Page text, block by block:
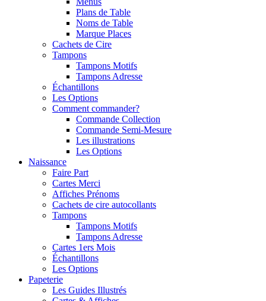
Plans de Table
Noms de Table
Marque Places
Cachets de Cire
Tampons
Tampons Motifs
Tampons Adresse
Échantillons
Les Options
Comment commander?
Commande Collection
Commande Semi-Mesure
Les illustrations
Les Options
Naissance
Faire Part
Cartes Merci
Affiches Prénoms
Cachets de cire autocollants
Tampons
Tampons Motifs
Tampons Adresse
Cartes 1ers Mois
Échantillons
Les Options
Papeterie
Les Guides Illustrés